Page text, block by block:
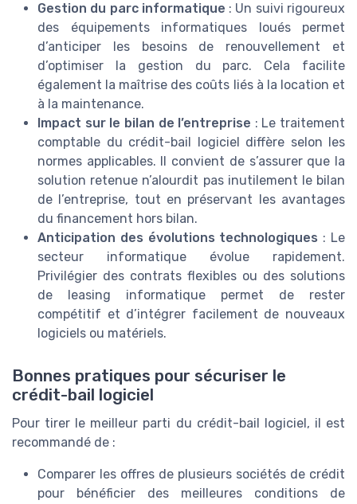
Gestion du parc informatique : Un suivi rigoureux
des équipements informatiques loués permet
d’anticiper les besoins de renouvellement et
d’optimiser la gestion du parc. Cela facilite
également la maîtrise des coûts liés à la location et
à la maintenance.
Impact sur le bilan de l’entreprise : Le traitement
comptable du crédit-bail logiciel diffère selon les
normes applicables. Il convient de s’assurer que la
solution retenue n’alourdit pas inutilement le bilan
de l’entreprise, tout en préservant les avantages
du financement hors bilan.
Anticipation des évolutions technologiques : Le
secteur informatique évolue rapidement.
Privilégier des contrats flexibles ou des solutions
de leasing informatique permet de rester
compétitif et d’intégrer facilement de nouveaux
logiciels ou matériels.
Bonnes pratiques pour sécuriser le
crédit-bail logiciel
Pour tirer le meilleur parti du crédit-bail logiciel, il est
recommandé de :
Comparer les offres de plusieurs sociétés de crédit
pour bénéficier des meilleures conditions de